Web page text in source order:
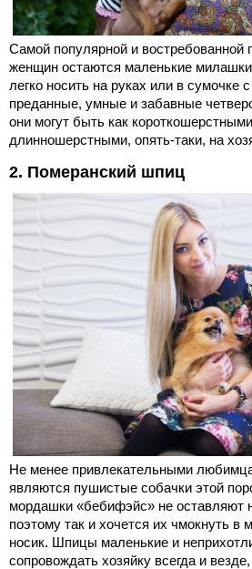
Самой популярной и востребованной
женщин остаются маленькие
легко носить на руках или в сумочке
преданные, умные и забавные
они могут быть как
длинношерстными, опять-таки, на
2. Померанский шпиц
Не менее привлекательными
являются пушистые собачки этой
мордашки «бебифэйс» не оставляют
поэтому так и хочется их чмокнуть в
носик. Шпицы маленькие и
сопровождать хозяйку всегда и